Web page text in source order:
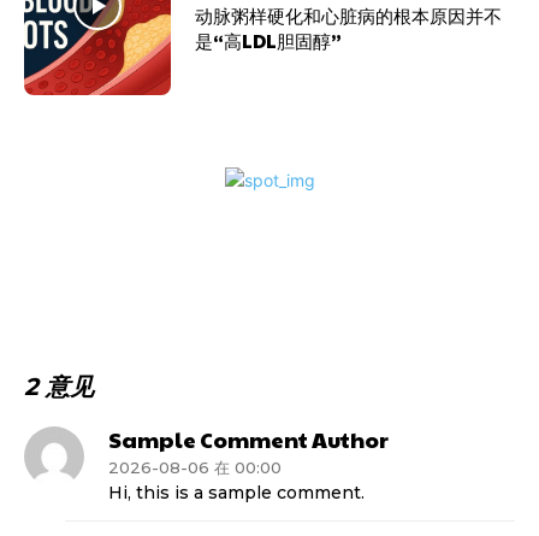
动脉粥样硬化和心脏病的根本原因并不
是“高LDL胆固醇”
2 意见
Sample Comment Author
2026-08-06 在 00:00
Hi, this is a sample comment.